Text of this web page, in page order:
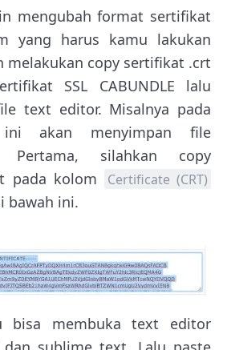
mengubah format sertifikat
yang harus kamu lakukan
melakukan copy sertifikat .crt
SSL CABUNDLE lalu
text editor. Misalnya pada
akan menyimpan file
silahkan copy
pada kolom
Certificate (CRT)
bawah ini.
bisa membuka text editor